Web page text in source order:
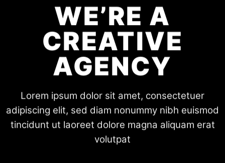
WE’RE A
CREATIVE
AGENCY
Lorem ipsum dolor sit amet, consectetuer
adipiscing elit, sed diam nonummy nibh euismod
tincidunt ut laoreet dolore magna aliquam erat
volutpat